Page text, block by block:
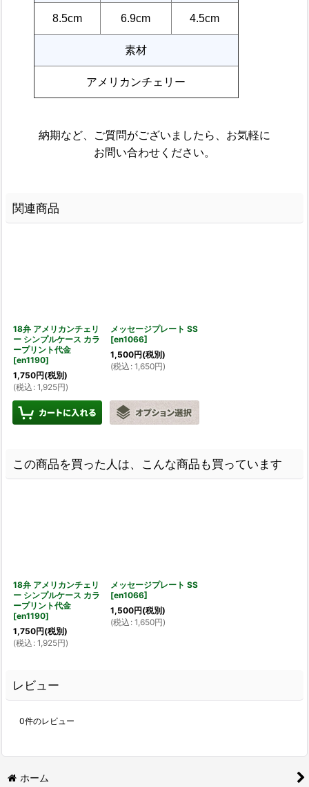
8.5cm 6.9cm 4.5cm
素材
アメリカンチェリー
納期など、ご質問がございましたら、お気軽に
お問い合わせください。
関連商品
18弁 アメリカンチェリ
ー シンプルケース カラ
ープリント代金
[en1190]
1,750円(税別)
(税込 : 1,925円)
メッセージプレート SS
[en1066]
1,500円(税別)
(税込 : 1,650円)
この商品を買った人は、こんな商品も買っています
18弁 アメリカンチェリ
ー シンプルケース カラ
ープリント代金
[en1190]
1,750円(税別)
(税込 : 1,925円)
メッセージプレート SS
[en1066]
1,500円(税別)
(税込 : 1,650円)
レビュー
0件のレビュー
ホーム